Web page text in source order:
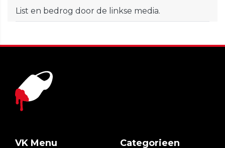
List en bedrog door de linkse media.
VK Menu Categorieen